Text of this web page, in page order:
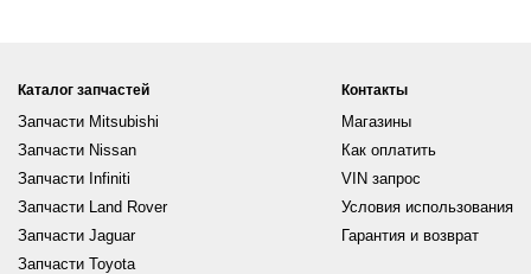
Каталог запчастей
Запчасти Mitsubishi
Запчасти Nissan
Запчасти Infiniti
Запчасти Land Rover
Запчасти Jaguar
Запчасти Toyota
Контакты
Магазины
Как оплатить
VIN запрос
Условия использования
Гарантия и возврат